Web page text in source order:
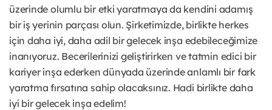
üzerinde olumlu bir etki yaratmaya da kendini adamış
bir iş yerinin parçası olun. Şirketimizde, birlikte herkes
için daha iyi, daha adil bir gelecek inşa edebileceğimize
inanıyoruz. Becerilerinizi geliştirirken ve tatmin edici bir
kariyer inşa ederken dünyada üzerinde anlamlı bir fark
yaratma fırsatına sahip olacaksınız. Hadi birlikte daha
iyi bir gelecek inşa edelim!